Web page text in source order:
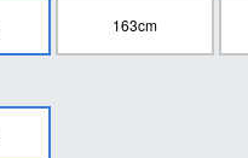
163cm